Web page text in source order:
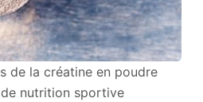
de la créatine en poudre
nutrition sportive